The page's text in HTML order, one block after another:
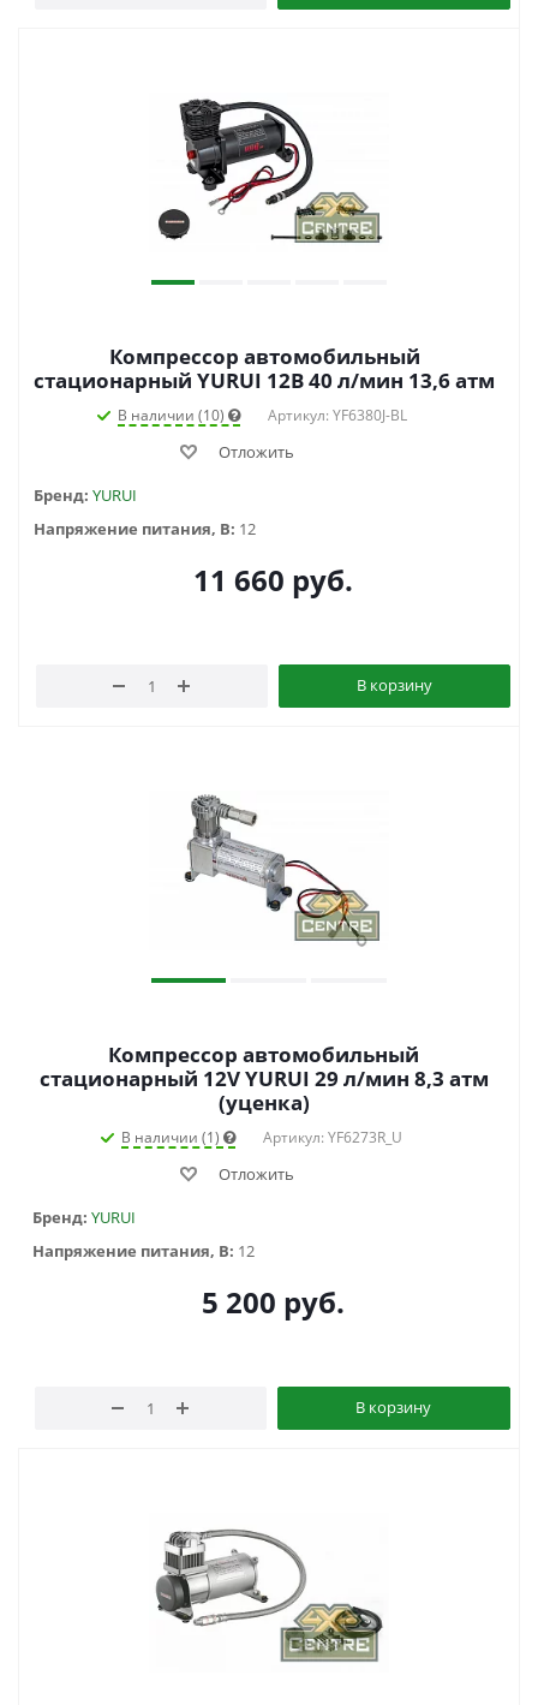
Компрессор автомобильный
стационарный YURUI 12В 40 л/мин 13,6 атм
В наличии (10) Артикул: YF6380J-BL
Отложить
Бренд: YURUI
Напряжение питания, В: 12
11 660 руб.
В корзину
Компрессор автомобильный
стационарный 12V YURUI 29 л/мин 8,3 атм
(уценка)
В наличии (1) Артикул: YF6273R_U
Отложить
Бренд: YURUI
Напряжение питания, В: 12
5 200 руб.
В корзину